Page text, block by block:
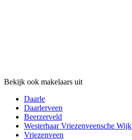
Bekijk ook makelaars uit
Daarle
Daarlerveen
Beerzerveld
Westerhaar Vriezenveensche Wijk
Vriezenveen